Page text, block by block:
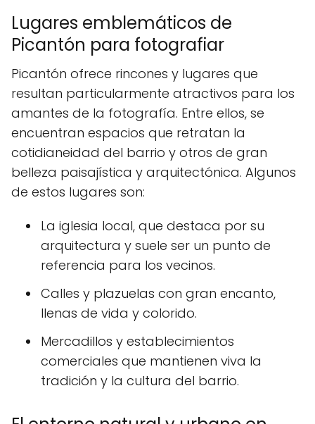
Lugares emblemáticos de
Picantón para fotografiar
Picantón ofrece rincones y lugares que
resultan particularmente atractivos para los
amantes de la fotografía. Entre ellos, se
encuentran espacios que retratan la
cotidianeidad del barrio y otros de gran
belleza paisajística y arquitectónica. Algunos
de estos lugares son:
La iglesia local, que destaca por su
arquitectura y suele ser un punto de
referencia para los vecinos.
Calles y plazuelas con gran encanto,
llenas de vida y colorido.
Mercadillos y establecimientos
comerciales que mantienen viva la
tradición y la cultura del barrio.